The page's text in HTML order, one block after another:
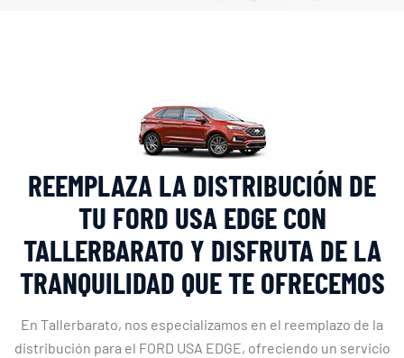
REEMPLAZA LA DISTRIBUCIÓN DE
TU FORD USA EDGE CON
TALLERBARATO Y DISFRUTA DE LA
TRANQUILIDAD QUE TE OFRECEMOS
En Tallerbarato, nos especializamos en el reemplazo de la
distribución para el FORD USA EDGE, ofreciendo un servicio